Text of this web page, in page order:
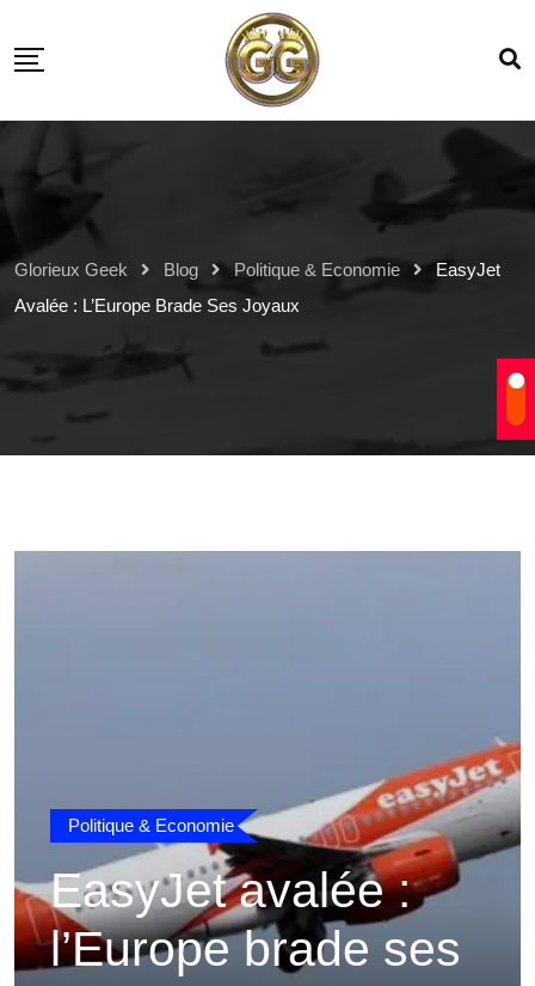
Glorieux Geek Blog Politique & Economie
EasyJet
Avalée : L’Europe Brade Ses Joyaux
Politique & Economie
EasyJet avalée :
l’Europe brade ses